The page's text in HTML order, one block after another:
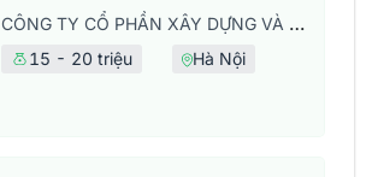
CÔNG TY CỔ PHẦN XÂY DỰNG VÀ PHÁT TRIỂN THƯƠNG MẠI HOÀNG LẦM
15 - 20 triệu Hà Nội